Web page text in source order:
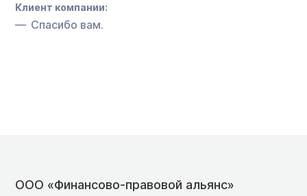
Клиент компании:
Спасибо вам.
ООО «Финансово-правовой альянс»